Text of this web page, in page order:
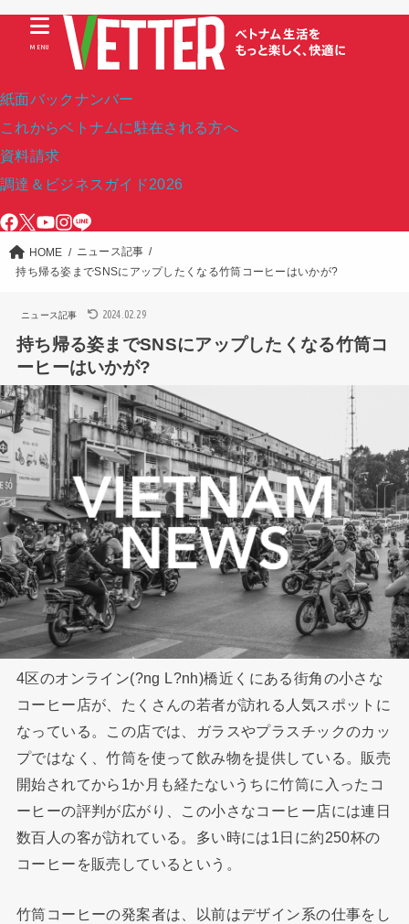
紙面バックナンバー
これからベトナムに駐在される方へ
資料請求
調達＆ビジネスガイド2026
MENU
HOME
ニュース記事
持ち帰る姿までSNSにアップしたくなる竹筒コーヒーはいかが?
ニュース記事 2024.02.29
持ち帰る姿までSNSにアップしたくなる竹筒コ
ーヒーはいかが?
4区のオンライン(?ng L?nh)橋近くにある街角の小さな
コーヒー店が、たくさんの若者が訪れる人気スポットに
なっている。この店では、ガラスやプラスチックのカッ
プではなく、竹筒を使って飲み物を提供している。販売
開始されてから1か月も経たないうちに竹筒に入ったコ
ーヒーの評判が広がり、この小さなコーヒー店には連日
数百人の客が訪れている。多い時には1日に約250杯の
コーヒーを販売しているという。
竹筒コーヒーの発案者は、以前はデザイン系の仕事をし